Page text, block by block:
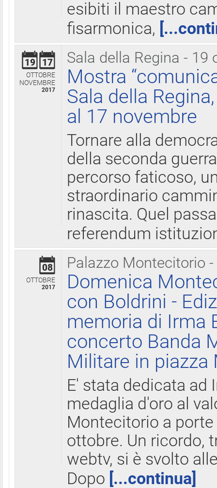
esibiti il maestro
fisarmonica,
Sala della Regina - 19
19 17
OTTOBRE
NOVEMBRE
2017
Mostra
Sala della
al 17 novembre
Tornare alla
della seconda
percorso faticoso,
straordinario
rinascita. Quel
referendum
Palazzo Montecitorio
08
OTTOBRE
2017
Domenica
con Boldrini -
memoria di Irma
concerto Banda
Militare in
E' stata dedicata ad
medaglia d'oro al
Montecitorio a
ottobre. Un ricordo,
webtv, si è svolto
Dopo [...continua]